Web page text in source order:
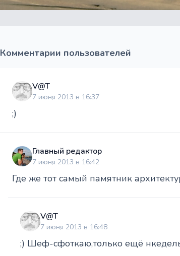
Комментарии пользователей
V@T
7 июня 2013 в 16:37
;)
Главный редактор
7 июня 2013 в 16:42
Где же тот самый памятник
V@T
7 июня 2013 в 16:48
;) Шеф-сфоткаю,только ещё